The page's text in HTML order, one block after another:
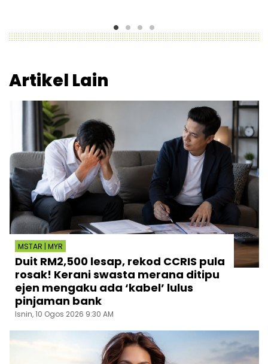
Artikel Lain
MSTAR | MYR
Duit RM2,500 lesap, rekod CCRIS pula
rosak! Kerani swasta merana ditipu
ejen mengaku ada ‘kabel’ lulus
pinjaman bank
Isnin, 10 Ogos 2026 9:30 AM